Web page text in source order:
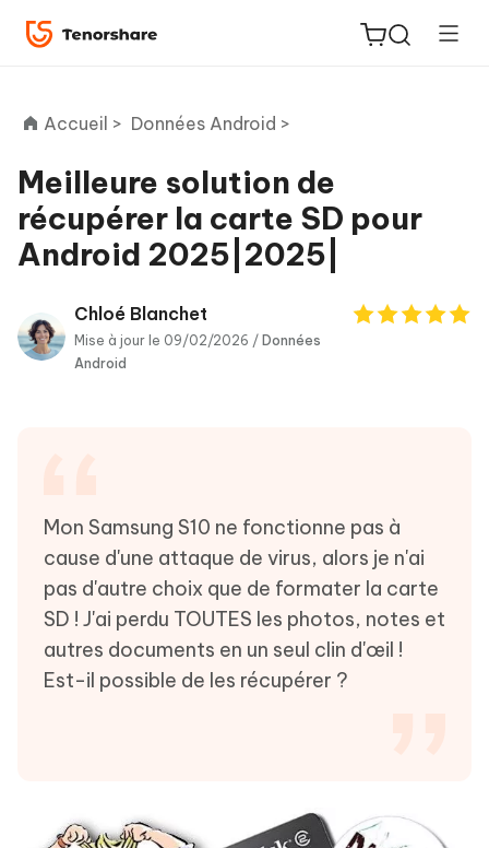
ReiBoot
for iOS
PDNob
PDF
Editor
New
Accueil > Données Android >
Meilleure solution de
récupérer la carte SD pour
Android 2025|2025|
Chloé Blanchet
Mise à jour le 09/02/2026 / Données
Android
Mon Samsung S10 ne fonctionne pas à
cause d'une attaque de virus, alors je n'ai
pas d'autre choix que de formater la carte
SD ! J'ai perdu TOUTES les photos, notes et
autres documents en un seul clin d'œil !
Est-il possible de les récupérer ?